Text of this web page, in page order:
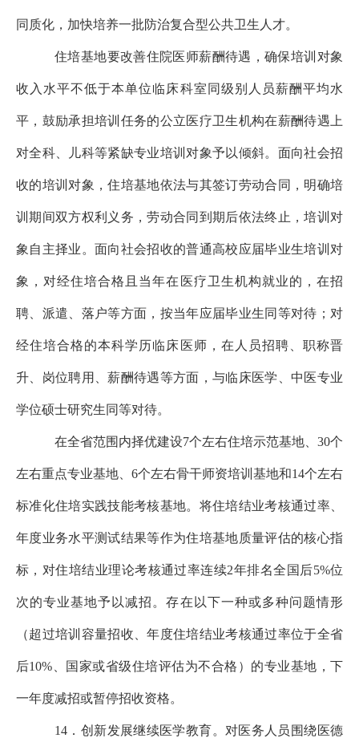
同质化，加快培养一批防治复合型公共卫生人才。
住培基地要改善住院医师薪酬待遇，确保培训对象
收入水平不低于本单位临床科室同级别人员薪酬平均水
平，鼓励承担培训任务的公立医疗卫生机构在薪酬待遇上
对全科、儿科等紧缺专业培训对象予以倾斜。面向社会招
收的培训对象，住培基地依法与其签订劳动合同，明确培
训期间双方权利义务，劳动合同到期后依法终止，培训对
象自主择业。面向社会招收的普通高校应届毕业生培训对
象，对经住培合格且当年在医疗卫生机构就业的，在招
聘、派遣、落户等方面，按当年应届毕业生同等对待；对
经住培合格的本科学历临床医师，在人员招聘、职称晋
升、岗位聘用、薪酬待遇等方面，与临 床医学、中医专业
学位硕士研究生同等对待。
在全省范围内择优建设7个左右住培示范基地、30个
左右重点专业基地、6个左右骨干师资培训基地和14个左右
标准化住培实践技能考核基地。将住培结业考核通过率、
年度业务水平测试结果等作为住培基地质量评估的核心指
标，对住培结业理论考核通过率连续2年排名全国后5%位
次的专业基地予以减招。存在以下一种或多种问题情形
（超过培训容量招收、年度住培结业考核通过率位于全省
后10%、国家或省级住培评估为不合格）的专业基地，下
一年度减招或暂停招收资格。
14．创新发展继续医学教育。对医务人员围绕医德